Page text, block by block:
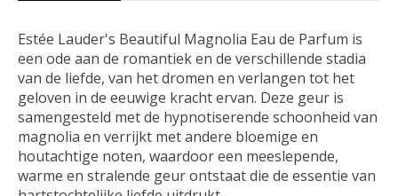
Estée Lauder's Beautiful Magnolia Eau de Parfum is
een ode aan de romantiek en de verschillende stadia
van de liefde, van het dromen en verlangen tot het
geloven in de eeuwige kracht ervan. Deze geur is
samengesteld met de hypnotiserende schoonheid van
magnolia en verrijkt met andere bloemige en
houtachtige noten, waardoor een meeslepende,
warme en stralende geur ontstaat die de essentie van